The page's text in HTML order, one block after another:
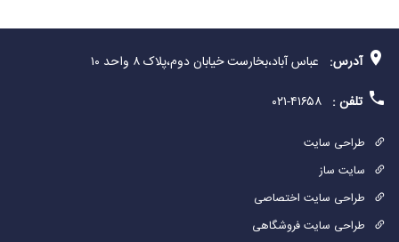
آدرس: عباس آباد،بخارست خیابان دوم،پلاک ۸ واحد ۱۰
تلفن : ۴۱۶۵۸-۰۲۱
طراحی سایت
سایت ساز
طراحی سایت اختصاصی
طراحی سایت فروشگاهی